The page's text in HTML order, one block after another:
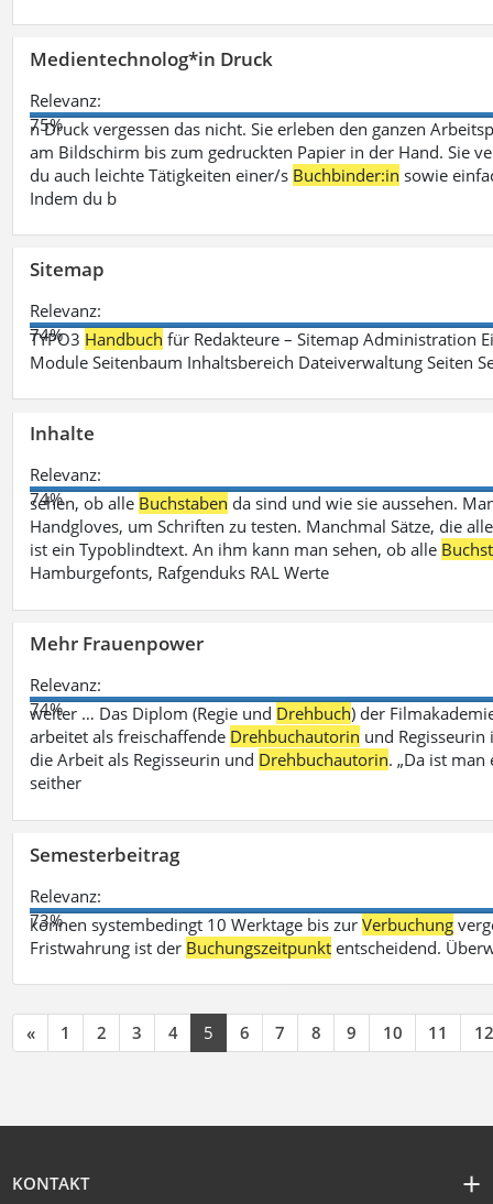
Medientechnolog*in Druck
Relevanz:
75%
n Druck vergessen das nicht. Sie erleben den ganzen
am Bildschirm bis zum gedruckten Papier in der Hand. Sie
du auch leichte Tätigkeiten einer/s Buchbinder:in sowie
Indem du b
Sitemap
Relevanz:
74%
TYPO3 Handbuch für Redakteure – Sitemap Administration
Module Seitenbaum Inhaltsbereich Dateiverwaltung Seiten
Inhalte
Relevanz:
74%
sehen, ob alle Buchstaben da sind und wie sie aussehen.
Handgloves, um Schriften zu testen. Manchmal Sätze, die
ist ein Typoblindtext. An ihm kann man sehen, ob alle
Hamburgefonts, Rafgenduks RAL Werte
Mehr Frauenpower
Relevanz:
74%
weiter … Das Diplom (Regie und Drehbuch) der
arbeitet als freischaffende Drehbuchautorin und
die Arbeit als Regisseurin und Drehbuchautorin. „Da ist
seither
Semesterbeitrag
Relevanz:
73%
können systembedingt 10 Werktage bis zurVerbuchung
Fristwahrung ist der Buchungszeitpunkt entscheidend.
« 1 2 3 4 5 6 7 8 9 10 11 12
KONTAKT